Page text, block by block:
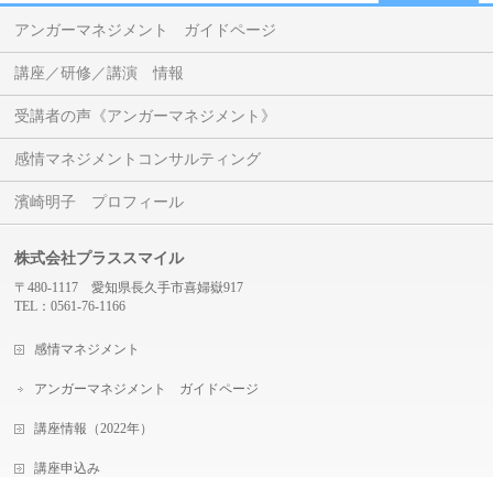
アンガーマネジメント ガイドページ
講座／研修／講演 情報
受講者の声《アンガーマネジメント》
感情マネジメントコンサルティング
濱崎明子 プロフィール
株式会社プラススマイル
〒480-1117 愛知県長久手市喜婦嶽917
TEL：0561-76-1166
感情マネジメント
アンガーマネジメント ガイドページ
講座情報（2022年）
講座申込み